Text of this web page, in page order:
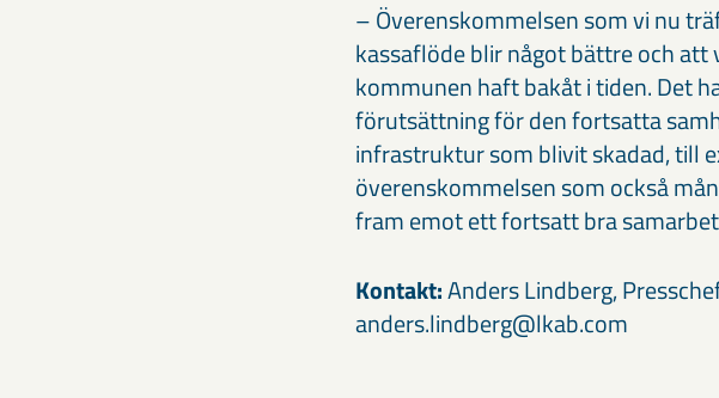
– Överenskommelsen som vi nu
kassaflöde blir något bättre och
kommunen haft bakåt i tiden. Det
förutsättning för den fortsatta
infrastruktur som blivit skadad, till
överenskommelsen som också
fram emot ett fortsatt bra
Kontakt:Anders Lindberg,
anders.lindberg@lkab.com